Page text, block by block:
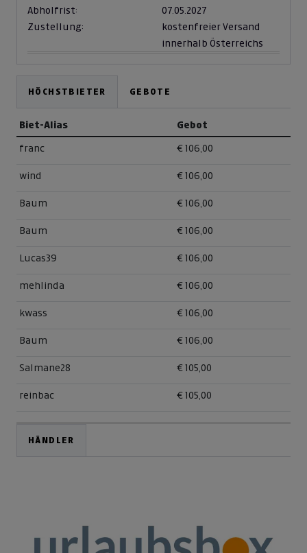
Abholfrist:
07.05.2027
Zustellung:
kostenfreier Versand
innerhalb Österreichs
HÖCHSTBIETER GEBOTE
Biet-Alias Gebot
franc € 106,00
wind € 106,00
Baum € 106,00
Baum € 106,00
Lucas39 € 106,00
mehlinda € 106,00
kwass € 106,00
Baum € 106,00
Salmane28 € 105,00
reinbac € 105,00
HÄNDLER